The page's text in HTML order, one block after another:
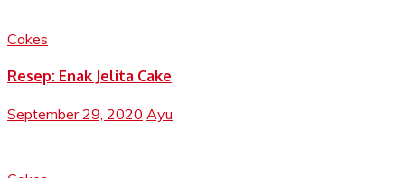
Cakes
Resep: Enak Jelita Cake
September 29, 2020 Ayu